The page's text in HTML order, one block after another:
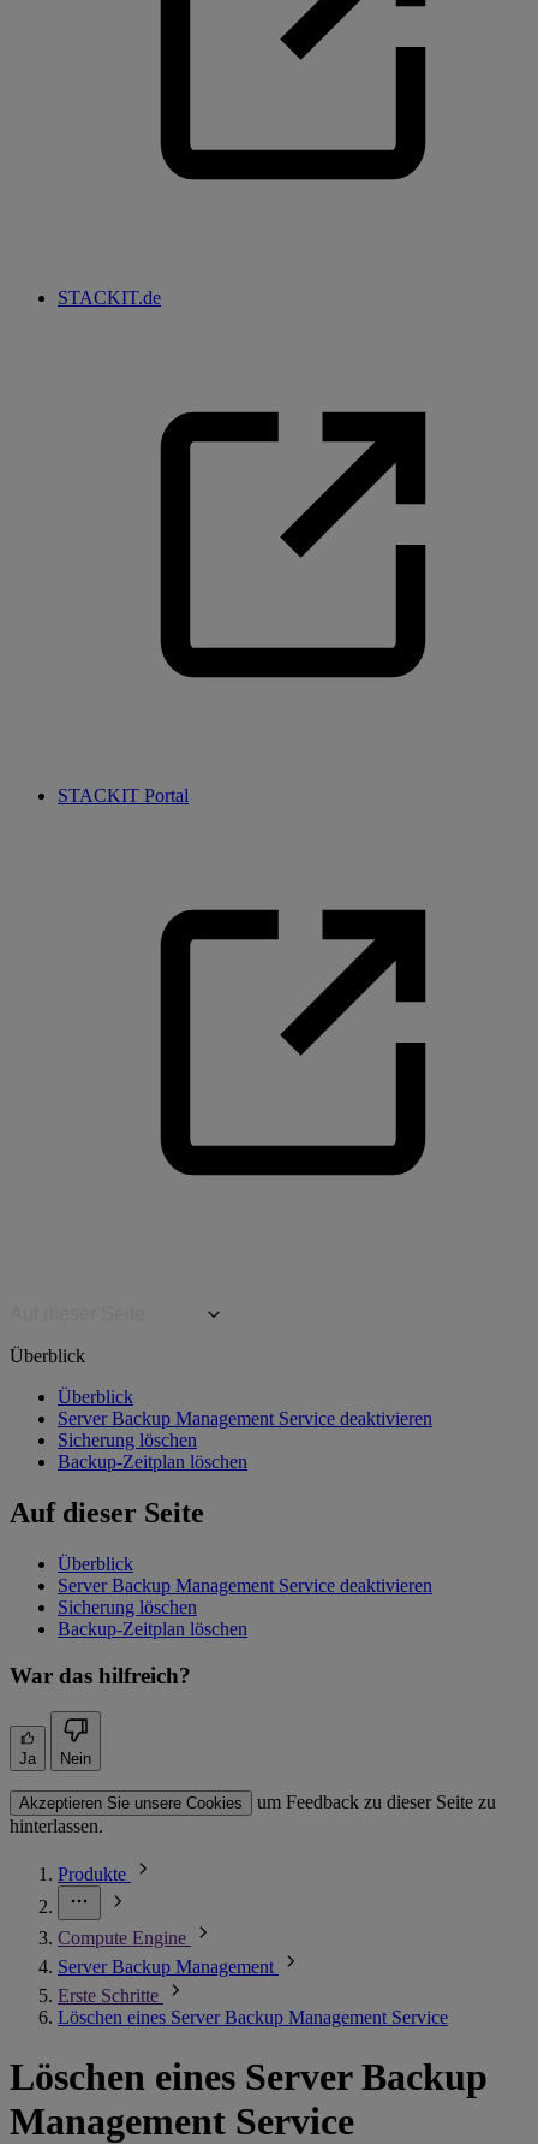
STACKIT.de
STACKIT Portal
Überblick
Überblick
Server Backup Management Service deaktivieren
Sicherung löschen
Backup-Zeitplan löschen
Auf dieser Seite
Überblick
Server Backup Management Service deaktivieren
Sicherung löschen
Backup-Zeitplan löschen
War das hilfreich?
Ja Nein
Akzeptieren Sie unsere Cookies
um Feedback zu dieser Seite zu
hinterlassen.
Produkte
Compute Engine
Server Backup Management
Erste Schritte
Löschen eines Server Backup Management Service
Löschen eines Server Backup
Management Service